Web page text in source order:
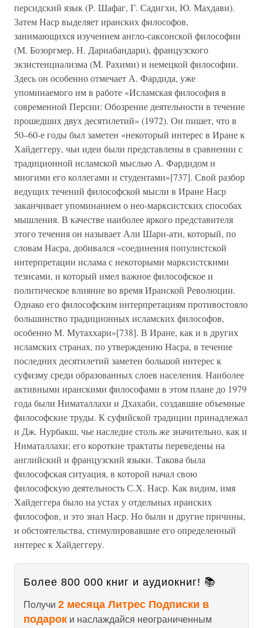
персидский язык (Р. Шафаг, Г. Садигхи, Ю. Махдави).
Затем Наср выделяет иранских философов,
занимающихся изучением англо-саксонской философии
(М. Бозоргмер, Н. Дариабандари), французского
экзистенциализма (М. Рахими) и немецкой философии.
Здесь он особенно отмечает А. Фардида, уже
упоминаемого им в работе «Исламская философия в
современной Персии: Обозрение деятельности в течение
прошедших двух десятилетий» (1972). Он пишет, что в
50–60-е годы был заметен «некоторый интерес в Иране к
Хайдеггеру, чьи идеи были представлены в сравнении с
традиционной исламской мыслью А. Фардидом и
многими его коллегами и студентами»[737]. Свой разбор
ведущих течений философской мысли в Иране Наср
заканчивает упоминанием о нео-марксистских способах
мышления. В качестве наиболее яркого представителя
этого течения он называет Али Шари-ати, который, по
словам Насра, добивался «соединения популистской
интерпретации ислама с некоторыми марксистскими
тезисами, и который имел важное философское и
политическое влияние во время Иранской Революции.
Однако его философским интерпретациям противостояло
большинство традиционных исламских философов,
особенно М. Мутаххари»[738]. В Иране, как и в других
исламских странах, по утверждению Насра, в течение
последних десятилетий заметен большой интерес к
суфизму среди образованных слоев населения. Наиболее
активными иранскими философами в этом плане до 1979
года были Ниматаллахи и Дхахаби, создавшие объемные
философские труды. К суфийской традиции принадлежал
и Дж. Нурбакш, чье наследие столь же значительно, как и
Ниматаллахи; его короткие трактаты переведены на
английский и французский языки. Такова была
философская ситуация, в которой начал свою
философскую деятельность С.Х. Наср. Как видим, имя
Хайдеггера было на устах у отдельных иранских
философов, и это знал Наср. Но были и другие причины,
и обстоятельства, стимулировавшие его определенный
интерес к Хайдеггеру.
Более 800 000 книг и аудиокниг! 📚
Получи 2 месяца Литрес Подписки в
подарок и наслаждайся неограниченным